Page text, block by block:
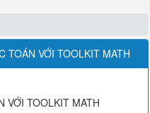
TOÁN VỚI TOOLKIT MATH
VỚI TOOLKIT MATH